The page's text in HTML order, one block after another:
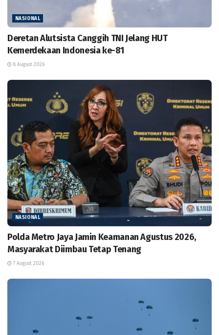
NASIONAL
Deretan Alutsista Canggih TNI Jelang HUT
Kemerdekaan Indonesia ke-81
8 August 2026
NASIONAL
Polda Metro Jaya Jamin Keamanan Agustus 2026,
Masyarakat Diimbau Tetap Tenang
7 August 2026